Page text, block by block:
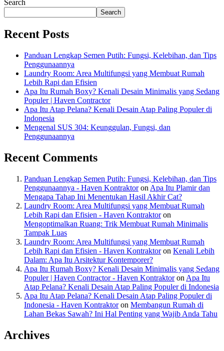
Search
Search
Recent Posts
Panduan Lengkap Semen Putih: Fungsi, Kelebihan, dan Tips
Penggunaannya
Laundry Room: Area Multifungsi yang Membuat Rumah
Lebih Rapi dan Efisien
Apa Itu Rumah Boxy? Kenali Desain Minimalis yang Sedang
Populer | Haven Contractor
Apa Itu Atap Pelana? Kenali Desain Atap Paling Populer di
Indonesia
Mengenal SUS 304: Keunggulan, Fungsi, dan
Penggunaannya
Recent Comments
Panduan Lengkap Semen Putih: Fungsi, Kelebihan, dan Tips
Penggunaannya - Haven Kontraktoron Apa Itu Plamir dan
Mengapa Tahap Ini Menentukan Hasil Akhir Cat?
Laundry Room: Area Multifungsi yang Membuat Rumah
Lebih Rapi dan Efisien - Haven Kontraktoron
Mengoptimalkan Ruang: Trik Membuat Rumah Minimalis
Tampak Luas
Laundry Room: Area Multifungsi yang Membuat Rumah
Lebih Rapi dan Efisien - Haven Kontraktoron Kenali Lebih
Dalam: Apa Itu Arsitektur Kontemporer?
Apa Itu Rumah Boxy? Kenali Desain Minimalis yang Sedang
Populer | Haven Contractor - Haven Kontraktoron Apa Itu
Atap Pelana? Kenali Desain Atap Paling Populer di Indonesia
Apa Itu Atap Pelana? Kenali Desain Atap Paling Populer di
Indonesia - Haven Kontraktoron Membangun Rumah di
Lahan Bekas Sawah? Ini Hal Penting yang Wajib Anda Tahu
Archives